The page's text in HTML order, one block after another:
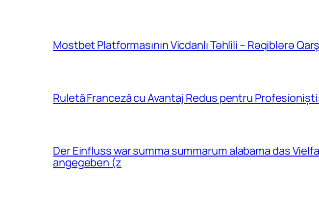
Mostbet Platformasının Vicdanlı Təhlili – Rəqiblərə
Ruletă Franceză cu Avantaj Redus pentru
Der Einfluss war summa summarum alabama das
angegeben (z